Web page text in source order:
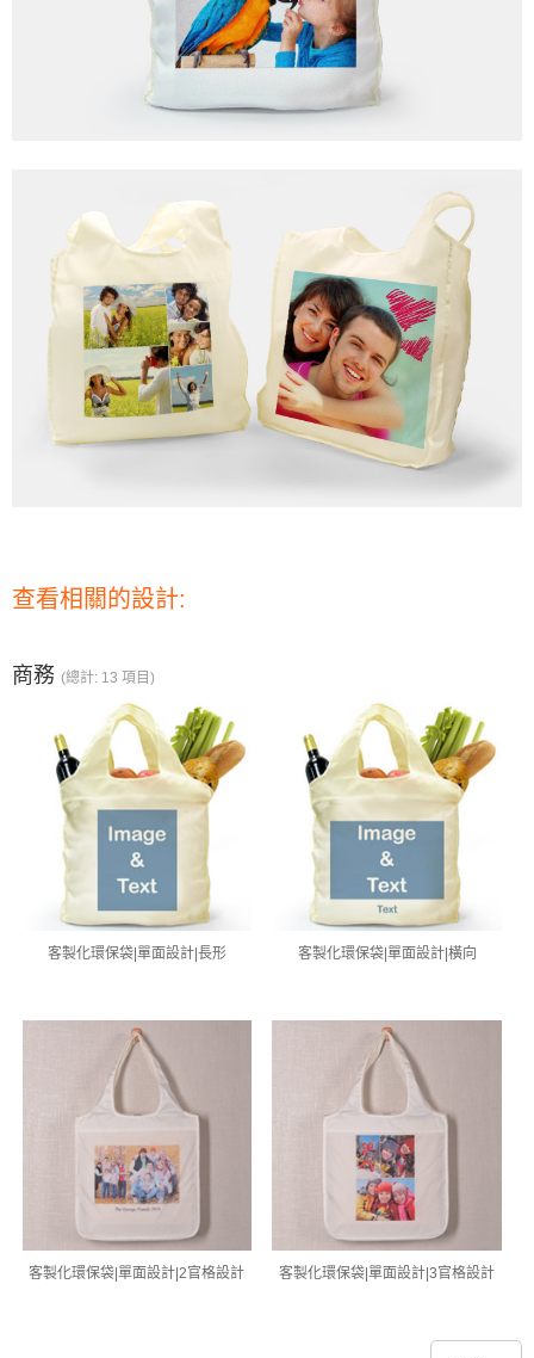
查看相關的設計:
商務 (總計: 13 項目)
客製化環保袋|單面設計|長形 客製化環保袋|單面設計|橫向
客製化環保袋|單面設計|2官格設計 客製化環保袋|單面設計|3官格設計